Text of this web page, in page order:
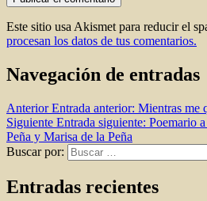
Este sitio usa Akismet para reducir el
procesan los datos de tus comentarios.
Navegación de entradas
Anterior Entrada anterior: Mientras me
Siguiente Entrada siguiente: Poemario
Peña y Marisa de la Peña
Buscar por:
Entradas recientes